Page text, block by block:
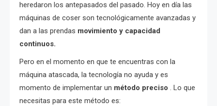
heredaron los antepasados ​​del pasado. Hoy en día las
máquinas de coser son tecnológicamente avanzadas y
dan a las prendas movimiento y capacidad
continuos.
Pero en el momento en que te encuentras con la
máquina atascada, la tecnología no ayuda y es
momento de implementar un método preciso . Lo que
necesitas para este método es: